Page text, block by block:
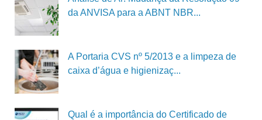
da ANVISA para a ABNT NBR...
A Portaria CVS nº 5/2013 e a limpeza de
caixa d’água e higienizaç...
Qual é a importância do Certificado de